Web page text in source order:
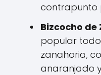
contrapunto
Bizcocho de
popular
zanahoria,
anaranjado